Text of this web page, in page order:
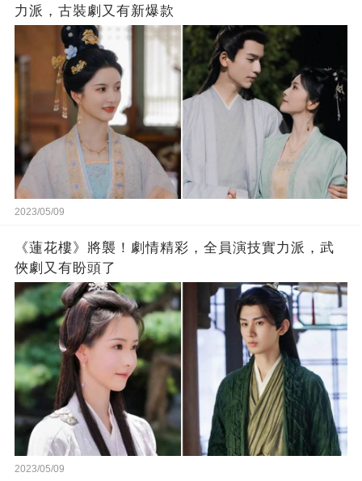
力派，古裝劇又有新爆款
2023/05/09
《蓮花樓》將襲！劇情精彩，全員演技實力派，武
俠劇又有盼頭了
2023/05/09